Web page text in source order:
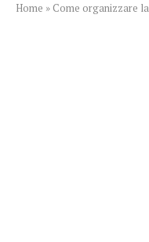
Home » Come organizzare